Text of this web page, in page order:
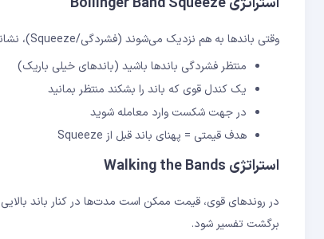
وقتی باندها به هم نزدیک می‌شوند (فشردگی/Squeeze)، نشانه کاهش نوسان است که معمولاً قبل از یک حرکت بزرگ اتفاق می‌افتد. استراتژی:
منتظر فشردگی باندها باشید (باندهای خیلی باریک)
یک کندل قوی که باند را بشکند منتظر بمانید
در جهت شکست وارد معامله شوید
هدف قیمتی = پهنای باند قبل از Squeeze
استراتژی Walking the Bands
در روندهای قوی، قیمت ممکن است مدت‌ها در کنار باند بالایی
برگشت تفسیر شود.